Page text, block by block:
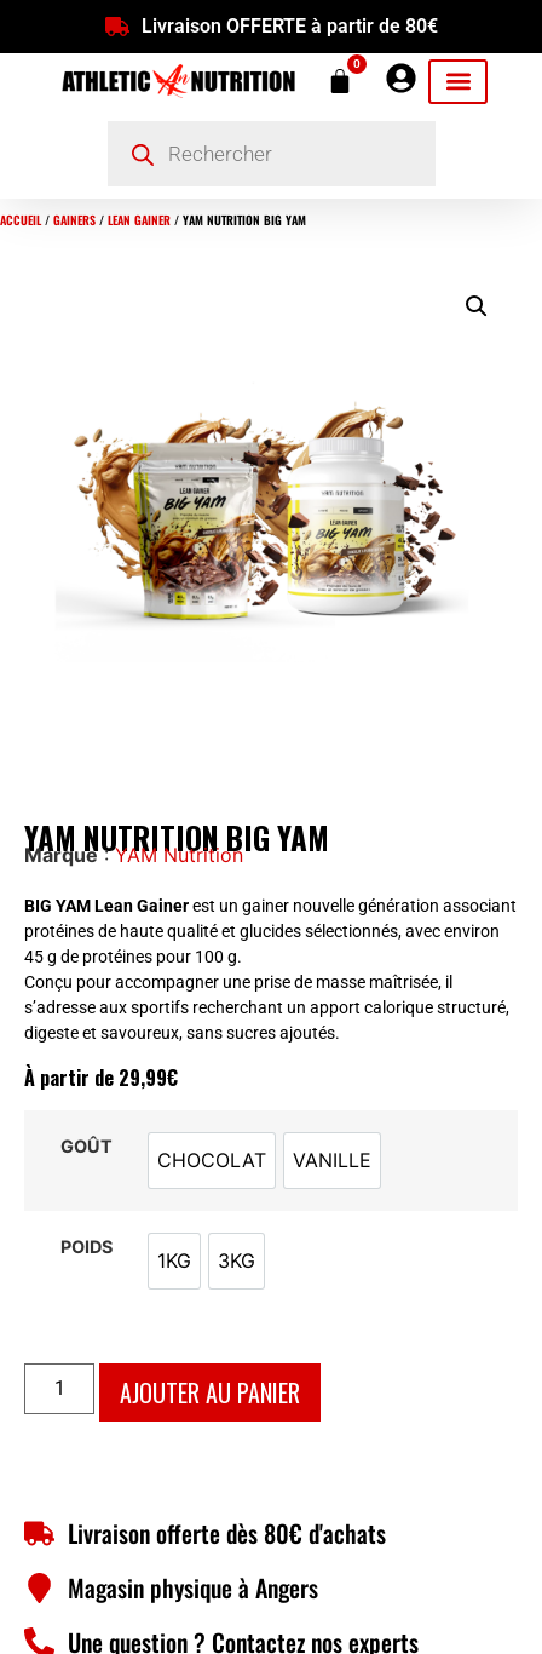
Livraison OFFERTE à partir de 80€
0
ACCUEIL/ GAINERS / LEAN GAINER / YAM NUTRITION BIG YAM
YAM NUTRITION BIG YAM
Marque:YAM Nutrition
BIG YAM Lean Gainerest un gainer nouvelle génération associant
protéines de haute qualité et glucides sélectionnés, avec environ
45 g de protéines pour 100 g.
Conçu pour accompagner une prise de masse maîtrisée, il
s’adresse aux sportifs recherchant un apport calorique structuré,
digeste et savoureux, sans sucres ajoutés.
À partir de 29,99€
GOÛT
CHOCOLAT VANILLE
POIDS
1KG
1KG
3KG
3KG
AJOUTER AU PANIER
Livraison offerte dès 80€ d'achats
Magasin physique à Angers
Une question ? Contactez nos experts